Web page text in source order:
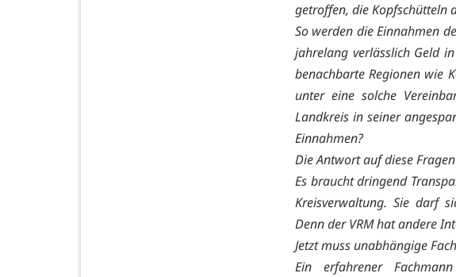
getroffen, die Kopfschütteln
So werden die Einnahmen
jahrelang verlässlich Geld
benachbarte Regionen wie
unter eine solche
Landkreis in seiner
Einnahmen?
Die Antwort auf diese
Es braucht dringend
Kreisverwaltung. Sie darf
Denn der VRM hat andere
Jetzt muss unabhängige
Ein erfahrener